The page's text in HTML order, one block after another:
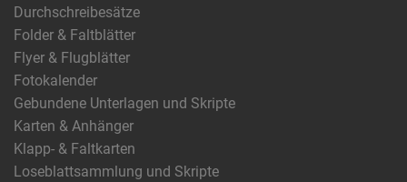
Durchschreibesätze
Folder & Faltblätter
Flyer & Flugblätter
Fotokalender
Gebundene Unterlagen und Skripte
Karten & Anhänger
Klapp- & Faltkarten
Loseblattsammlung und Skripte